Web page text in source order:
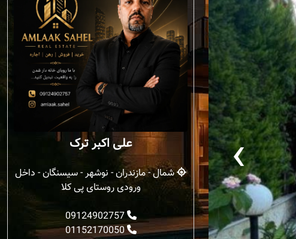
‹ علی اکبر ترک
شمال - مازندران - نوشهر - سیسنگان - داخل
ورودی روستای پی کلا
09124902757
01152170050